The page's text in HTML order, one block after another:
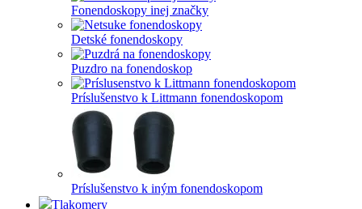
Fonendoskopy inej značky
Detské fonendoskopy
Puzdro na fonendoskop
Príslušenstvo k Littmann fonendoskopom
Príslušenstvo k iným fonendoskopom
Tlakomery